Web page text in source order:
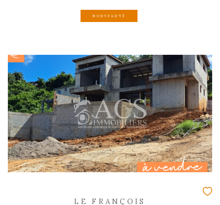
3 pièces - 41,23 m²
François
99 000 €
REF : 2325
NOUVEAUTÉ